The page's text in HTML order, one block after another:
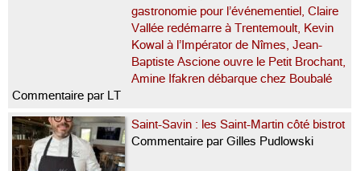
gastronomie pour l’événementiel, Claire
Vallée redémarre à Trentemoult, Kevin
Kowal à l’Impérator de Nîmes, Jean-
Baptiste Ascione ouvre le Petit Brochant,
Amine Ifakren débarque chez Boubalé
Commentaire par LT
Saint-Savin : les Saint-Martin côté bistrot
Commentaire par Gilles Pudlowski